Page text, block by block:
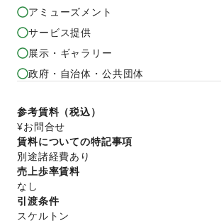
アミューズメント
サービス提供
展示・ギャラリー
政府・自治体・公共団体
参考賃料（税込）
¥お問合せ
賃料についての特記事項
別途諸経費あり
売上歩率賃料
なし
引渡条件
スケルトン